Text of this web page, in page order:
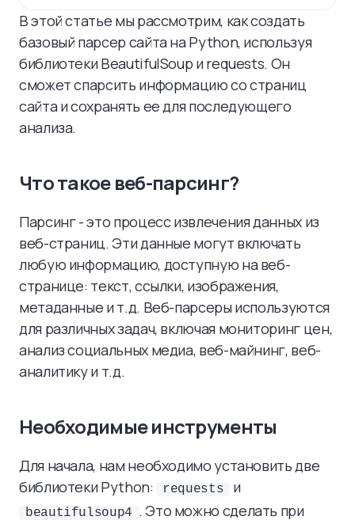
В этой статье мы рассмотрим, как создать
базовый парсер сайта на Python, используя
библиотеки BeautifulSoup и requests. Он
сможет спарсить информацию со страниц
сайта и сохранять ее для последующего
анализа.
Что такое веб-парсинг?
Парсинг - это процесс извлечения данных из
веб-страниц. Эти данные могут включать
любую информацию, доступную на веб-
странице: текст, ссылки, изображения,
метаданные и т.д. Веб-парсеры используются
для различных задач, включая мониторинг цен,
анализ социальных медиа, веб-майнинг, веб-
аналитику и т.д.
Необходимые инструменты
Для начала, нам необходимо установить две
библиотеки Python:
requests и
beautifulsoup4 . Это можно сделать при